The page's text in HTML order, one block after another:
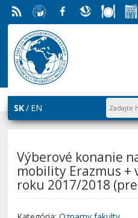
RSS EU v
Bratislave
FacebookSlovenská
SK EN
Výberové konanie
mobility Erazmus +
roku 2017/2018